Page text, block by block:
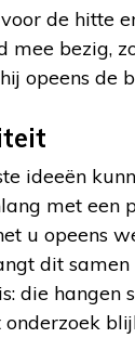
de hitte
mee bezig,
opeens de
ideeën
met een
u opeens
dit
die hangen